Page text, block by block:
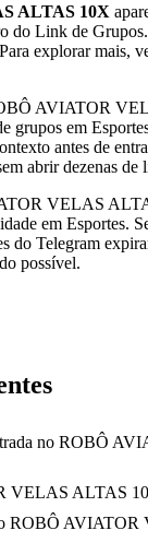
ALTAS 10X
do Link de
explorar mais,
AVIATOR
grupos em
antes de
abrir dezenas de
VELAS
em Esportes.
do Telegram
possível.
no ROBÔ
VELAS ALTAS
ROBÔ